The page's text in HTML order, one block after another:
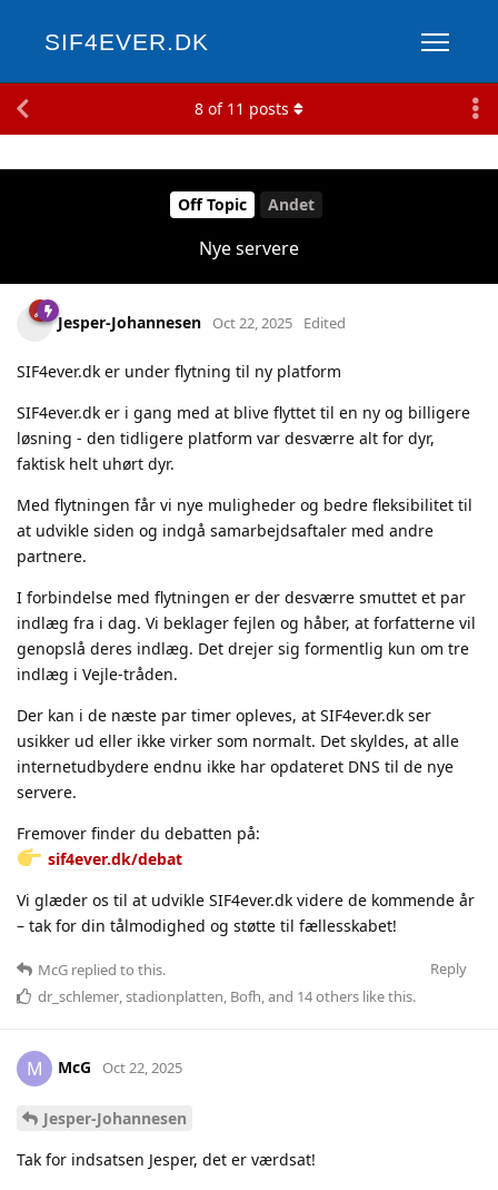
SIF4EVER.DK
Off Topic Andet
Nye servere
8 of 11 posts
Jesper-Johannesen Oct 22, 2025 Edited
SIF4ever.dk er under flytning til ny platform
SIF4ever.dk er i gang med at blive flyttet til en ny og billigere
løsning - den tidligere platform var desværre alt for dyr,
faktisk helt uhørt dyr.
Med flytningen får vi nye muligheder og bedre fleksibilitet til
at udvikle siden og indgå samarbejdsaftaler med andre
partnere.
I forbindelse med flytningen er der desværre smuttet et par
indlæg fra i dag. Vi beklager fejlen og håber, at forfatterne vil
genopslå deres indlæg. Det drejer sig formentlig kun om tre
indlæg i Vejle-tråden.
Der kan i de næste par timer opleves, at SIF4ever.dk ser
usikker ud eller ikke virker som normalt. Det skyldes, at alle
internetudbydere endnu ikke har opdateret DNS til de nye
servere.
Fremover finder du debatten på:
sif4ever.dk/debat
Vi glæder os til at udvikle SIF4ever.dk videre de kommende år
– tak for din tålmodighed og støtte til fællesskabet!
Reply
McG replied to this.
dr_schlemer,stadionplatten, Bofh, and 14others like this.
M McG Oct 22, 2025
Jesper-Johannesen
Tak for indsatsen Jesper, det er værdsat!